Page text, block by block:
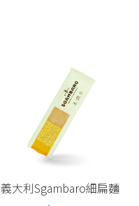
義大利Sgambaro細扁麵